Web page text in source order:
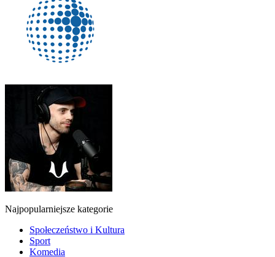
Najpopularniejsze kategorie
Społeczeństwo i Kultura
Sport
Komedia